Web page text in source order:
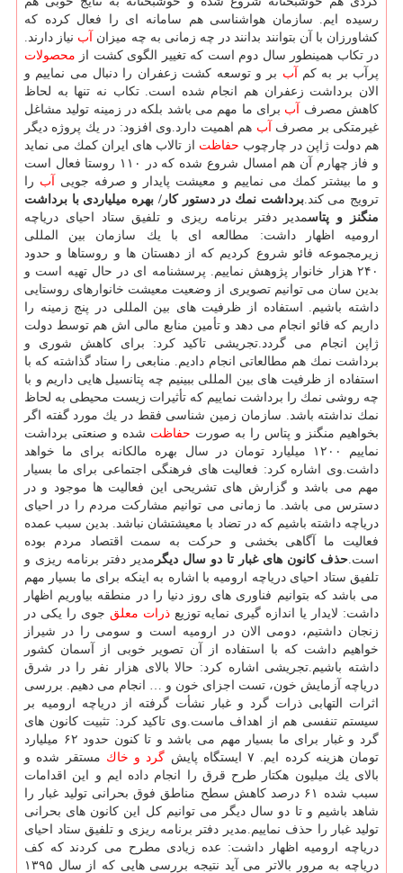
رسیده ایم. سازمان هواشناسی هم سامانه ای را فعال كرده كه
كشاورزان با آن بتوانند بدانند در چه زمانی به چه میزان آب نیاز دارند.
در تكاب همینطور سال دوم است كه تغییر الگوی كشت از محصولات
پرآب بر به كم آب بر و توسعه كشت زعفران را دنبال می نماییم و
الان برداشت زعفران هم انجام شده است. تكاب نه تنها به لحاظ
كاهش مصرف آب برای ما مهم می باشد بلكه در زمینه تولید مشاغل
غیرمتكی بر مصرف آب هم اهمیت دارد.وی افزود: در یك پروژه دیگر
هم دولت ژاپن در چارچوب حفاظت از تالاب های ایران كمك می نماید
و فاز چهارم آن هم امسال شروع شده كه در ۱۱۰ روستا فعال است
و ما بیشتر كمك می نماییم و معیشت پایدار و صرفه جویی آب را
ترویج می كند.برداشت نمك در دستور كار/ بهره میلیاردی با برداشت
منگنز و پتاسمدیر دفتر برنامه ریزی و تلفیق ستاد احیای دریاچه
ارومیه اظهار داشت: مطالعه ای با یك سازمان بین المللی
زیرمجموعه فائو شروع كردیم كه از دهستان ها و روستاها و حدود
۲۴۰ هزار خانوار پژوهش نماییم. پرسشنامه ای در حال تهیه است و
بدین سان می توانیم تصویری از وضعیت معیشت خانوارهای روستایی
داشته باشیم. استفاده از ظرفیت های بین المللی در پنج زمینه را
داریم كه فائو انجام می دهد و تأمین منابع مالی اش هم توسط دولت
ژاپن انجام می گردد.تجریشی تاكید كرد: برای كاهش شوری و
برداشت نمك هم مطالعاتی انجام دادیم. منابعی را ستاد گذاشته كه با
استفاده از ظرفیت های بین المللی ببینیم چه پتانسیل هایی داریم و با
چه روشی نمك را برداشت نماییم كه تأثیرات زیست محیطی به لحاظ
نمك نداشته باشد. سازمان زمین شناسی فقط در یك مورد گفته اگر
بخواهیم منگنز و پتاس را به صورت حفاظت شده و صنعتی برداشت
نماییم ۱۲۰۰ میلیارد تومان در سال بهره مالكانه برای ما خواهد
داشت.وی اشاره كرد: فعالیت های فرهنگی اجتماعی برای ما بسیار
مهم می باشد و گزارش های تشریحی این فعالیت ها موجود و در
دسترس می باشد. ما زمانی می توانیم مشاركت مردم را در احیای
دریاچه داشته باشیم كه در تضاد با معیشتشان نباشد. بدین سبب عمده
فعالیت ما آگاهی بخشی و حركت به سمت اقتصاد مردم بوده
است. حذف كانون های غبار تا دو سال دیگر مدیر دفتر برنامه ریزی و
تلفیق ستاد احیای دریاچه ارومیه با اشاره به اینكه برای ما بسیار مهم
می باشد كه بتوانیم فناوری های روز دنیا را در منطقه بیاوریم اظهار
داشت: لایدار یا اندازه گیری نمایه توزیعذرات معلق جوی را یكی در
زنجان داشتیم، دومی الان در ارومیه است و سومی را در شیراز
خواهیم داشت كه با استفاده از آن تصویر خوبی از آسمان كشور
داشته باشیم.تجریشی اشاره كرد: حالا بالای هزار نفر را در شرق
دریاچه آزمایش خون، تست اجزای خون و … انجام می دهیم. بررسی
اثرات التهابی ذرات گرد و غبار نشأت گرفته از دریاچه ارومیه بر
سیستم تنفسی هم از اهداف ماست.وی تاكید كرد: تثبیت كانون های
گرد و غبار برای ما بسیار مهم می باشد و تا كنون حدود ۶۲ میلیارد
تومان هزینه كرده ایم. ۷ ایستگاه پایش
گرد و خاك مستقر شده و
بالای یك میلیون هكتار طرح قرق را انجام داده ایم و این اقدامات
سبب شده ۶۱ درصد كاهش سطح مناطق فوق بحرانی تولید غبار را
شاهد باشیم و تا دو سال دیگر می توانیم كل این كانون های بحرانی
تولید غبار را حذف نماییم.مدیر دفتر برنامه ریزی و تلفیق ستاد احیای
دریاچه ارومیه اظهار داشت: عده زیادی مطرح می كردند كه كف
دریاچه به مرور بالاتر می آید نتیجه بررسی هایی كه از سال ۱۳۹۵